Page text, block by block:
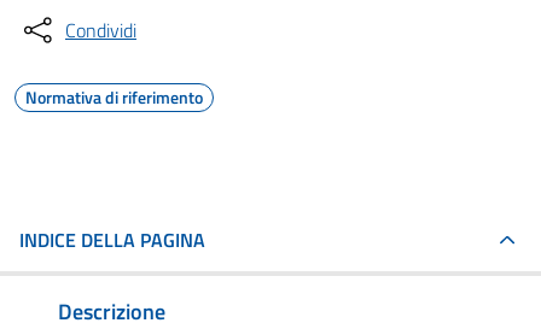
Condividi
Normativa di riferimento
INDICE DELLA PAGINA
Descrizione